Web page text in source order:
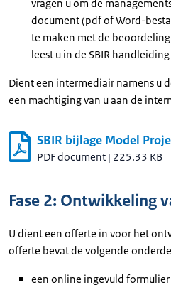
vragen u om de
document (pdf of Word-
te maken met de
leest u in de SBIR
Dient een intermediair namens u
een machtiging van u aan de
SBIR bijlage Model
PDF document | 225.33 KB
Fase 2: Ontwikkeling
U dient een offerte in voor het
offerte bevat de volgende
een online ingevuld formulier